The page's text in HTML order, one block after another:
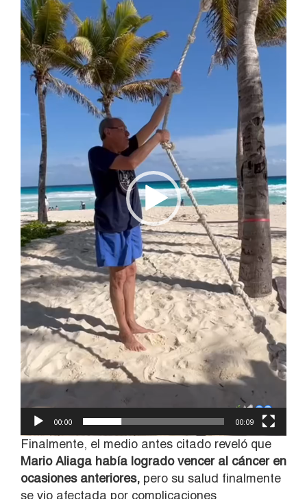
00:00 00:09
Finalmente, el medio antes citado reveló que
Mario Aliaga había logrado vencer al cáncer en
ocasiones anteriores, pero su salud finalmente
se vio afectada por complicaciones